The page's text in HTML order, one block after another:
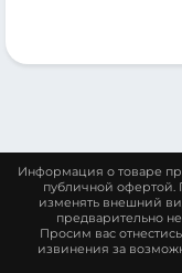
Информация о товаре
публичной офертой.
изменять внешний
предварительно
Просим вас
извинения за